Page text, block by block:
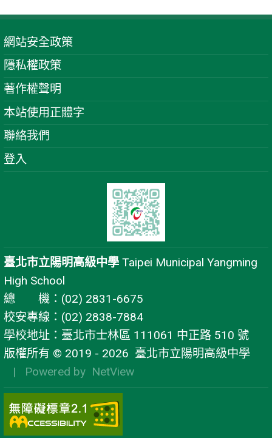
網站安全政策
隱私權政策
著作權聲明
本站使用正體字
聯絡我們
登入
臺北市立陽明高級中學 Taipei Municipal Yangming
High School
總 機：(02) 2831-6675
校安專線：(02) 2838-7884
學校地址：臺北市士林區 111061 中正路 510 號
版權所有 © 2019 - 2026 臺北市立陽明高級中學
| Powered by NetView